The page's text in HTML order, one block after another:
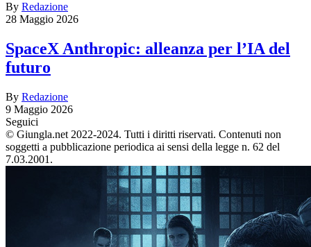
By Redazione
28 Maggio 2026
SpaceX Anthropic: alleanza per l’IA del
futuro
By Redazione
9 Maggio 2026
Seguici
© Giungla.net 2022-2024. Tutti i diritti riservati. Contenuti non
soggetti a pubblicazione periodica ai sensi della legge n. 62 del
7.03.2001.